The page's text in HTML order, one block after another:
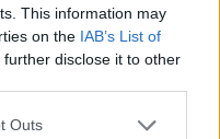
This information may
on the IAB’s List of
further disclose it to other
one or more Google
Outs
σύστημα
χρησιμοποιούν
Τον Νοέμβριο,
του από